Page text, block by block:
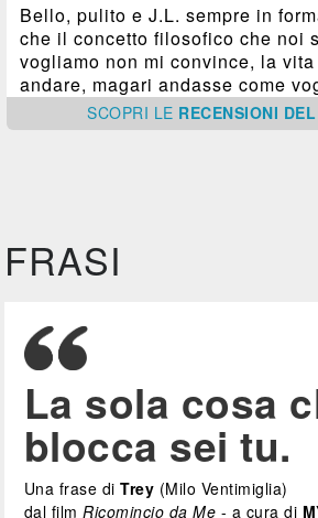
Bello, pulito e J.L. sempre in
che il concetto filosofico che noi
vogliamo non mi convince, la
andare, magari andasse come
SCOPRI LE RECENSIONI
FRASI
La sola cosa
blocca sei tu.
Una frase diTrey (Milo Ventimiglia)
dal filmRicomincio da Me - a cura di